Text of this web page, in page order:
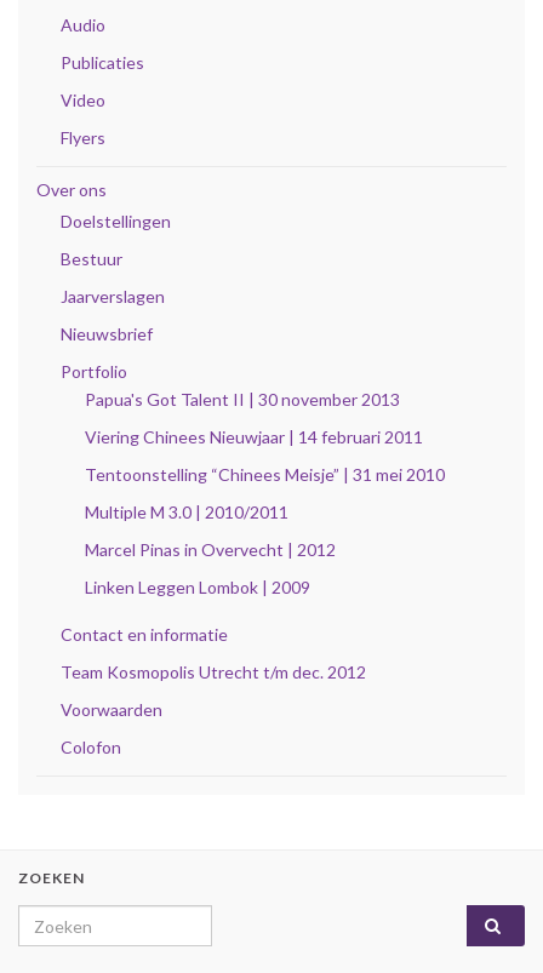
Audio
Publicaties
Video
Flyers
Over ons
Doelstellingen
Bestuur
Jaarverslagen
Nieuwsbrief
Portfolio
Papua's Got Talent II | 30 november 2013
Viering Chinees Nieuwjaar | 14 februari 2011
Tentoonstelling “Chinees Meisje” | 31 mei 2010
Multiple M 3.0 | 2010/2011
Marcel Pinas in Overvecht | 2012
Linken Leggen Lombok | 2009
Contact en informatie
Team Kosmopolis Utrecht t/m dec. 2012
Voorwaarden
Colofon
ZOEKEN
Search for: